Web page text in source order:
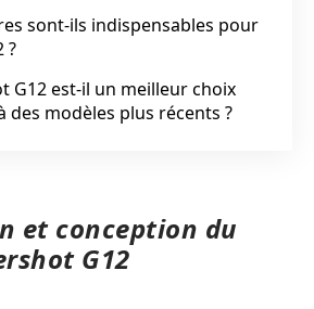
sont-ils indispensables pour
?
G12 est-il un meilleur choix
des modèles plus récents ?
et conception du
G12